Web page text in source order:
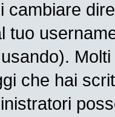
cambiare
tuo
che hai